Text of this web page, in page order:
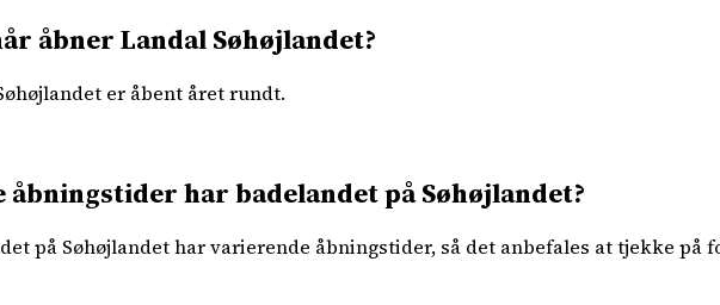
åbner Landal Søhøjlandet?
er åbent året rundt.
åbningstider har badelandet på Søhøjlandet?
på Søhøjlandet har varierende åbningstider, så det anbefales at tjekke på